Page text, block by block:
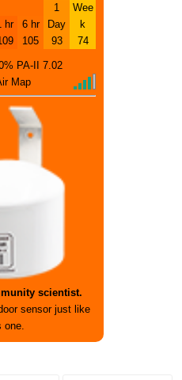
hr
6 hr
105
1
Day
93
Wee
k
74
PA-II
7.02
Map
scientist.
sensor just like
one.